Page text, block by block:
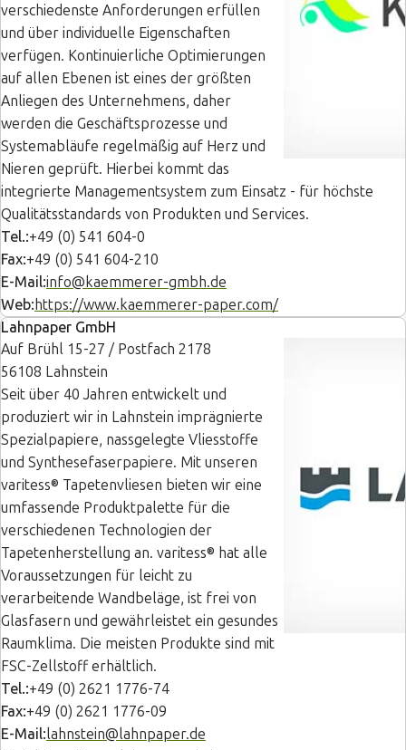
verschiedenste Anforderungen erfüllen
und über individuelle Eigenschaften
verfügen. Kontinuierliche Optimierungen
auf allen Ebenen ist eines der größten
Anliegen des Unternehmens, daher
werden die Geschäftsprozesse und
Systemabläufe regelmäßig auf Herz und
Nieren geprüft. Hierbei kommt das
integrierte Managementsystem zum Einsatz - für höchste
Qualitätsstandards von Produkten und Services.
Tel.:+49 (0) 541 604-0
Fax:+49 (0) 541 604-210
E-Mail:info@kaemmerer-gmbh.de
Web: https://www.kaemmerer-paper.com/
Lahnpaper GmbH
Auf Brühl 15-27 / Postfach 2178
56108 Lahnstein
Seit über 40 Jahren entwickelt und
produziert wir in Lahnstein imprägnierte
Spezialpapiere, nassgelegte Vliesstoffe
und Synthesefaserpapiere. Mit unseren
varitess® Tapetenvliesen bieten wir eine
umfassende Produktpalette für die
verschiedenen Technologien der
Tapetenherstellung an. varitess® hat alle
Voraussetzungen für leicht zu
verarbeitende Wandbeläge, ist frei von
Glasfasern und gewährleistet ein gesundes
Raumklima. Die meisten Produkte sind mit
FSC-Zellstoff erhältlich.
Tel.:+49 (0) 2621 1776-74
Fax:+49 (0) 2621 1776-09
E-Mail:lahnstein@lahnpaper.de